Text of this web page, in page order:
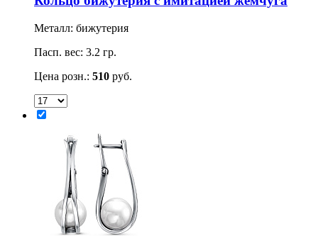
Металл: бижутерия
Пасп. вес: 3.2 гр.
Цена розн.: 510 руб.